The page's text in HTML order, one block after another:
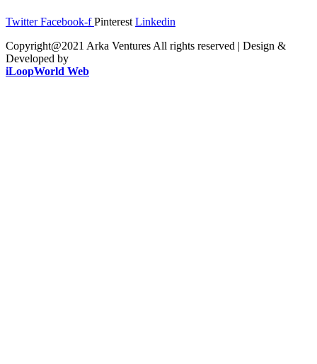
Twitter Facebook-f Pinterest Linkedin
Copyright@2021 Arka Ventures All rights reserved | Design &
Developed by
iLoopWorld Web